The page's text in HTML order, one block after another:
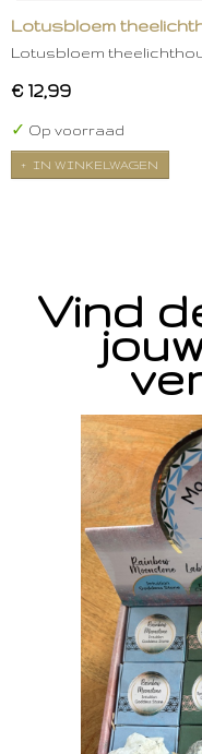
Lotusbloem
Lotusbloem
€ 12,99
✓ Op voorraad
IN WINKELWAGEN
Vind